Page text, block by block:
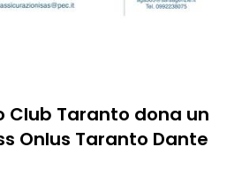
Club Taranto dona un
Onlus Taranto Dante